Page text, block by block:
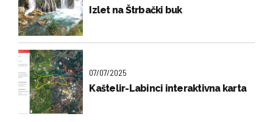
Izlet na Štrbački buk
07/07/2025
Kaštelir-Labinci interaktivna karta